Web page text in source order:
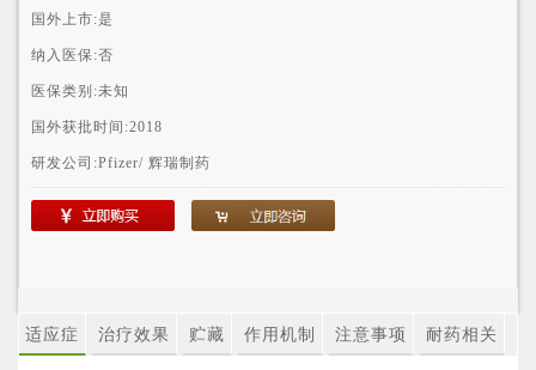
国外上市:是
纳入医保:否
医保类别:未知
国外获批时间:2018
研发公司:Pfizer/ 辉瑞制药
适应症 治疗效果 贮藏 作用机制 注意事项 耐药相关